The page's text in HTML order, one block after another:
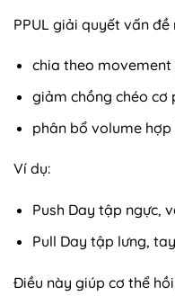
PPUL giải quyết vấn
chia theo
giảm chồng chéo cơ
phân bổ volume hợp
Ví dụ:
Push Day tập ngực,
Pull Day tập lưng,
Điều này giúp cơ thể